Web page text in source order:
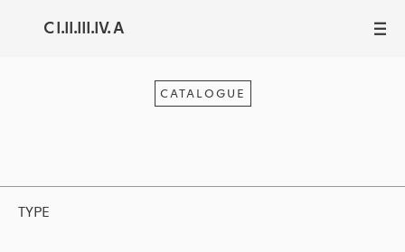
C I.II.III.IV. A III
CATALOGUE
TYPE